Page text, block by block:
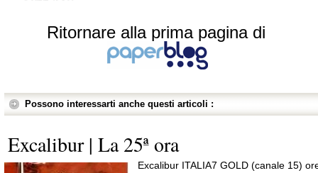
Ritornare alla prima pagina di
Possono interessarti anche questi articoli :
Excalibur | La 25ª ora
Excalibur ITALIA7 GOLD (canale 15)